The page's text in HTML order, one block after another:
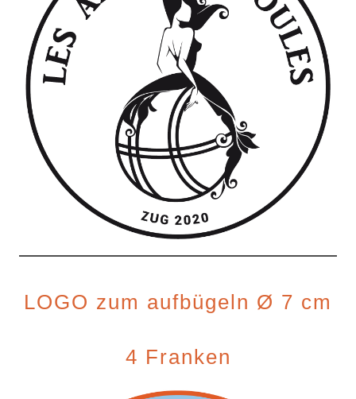
LOGO zum aufbügeln Ø 7 cm
4 Franken